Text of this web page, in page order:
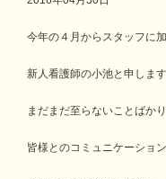
今年の４月からスタッフに加
新人看護師の小池と申します
まだまだ至らないことばかり
皆様とのコミュニケーショ